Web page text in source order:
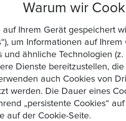
Warum wir
auf Ihrem Gerät gespeichert
um Informationen auf
ähnliche Technologien
Dienste bereitzustellen,
auch Cookies von
werden. Die Dauer eines
„persistente Cookies“
auf der Cookie-Seite.